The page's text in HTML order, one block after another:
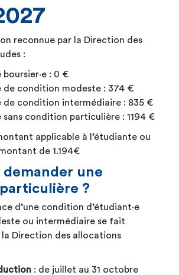
reconnue par la Direction des
:
boursier·e : 0 €
de condition modeste : 374 €
de condition intermédiaire : 835 €
sans condition particulière : 1194 €
applicable à l’étudiante ou
de 1.194€
une
?
d’une condition d’étudiant·e
ou intermédiaire se fait
Direction des allocations
: de juillet au 31 octobre